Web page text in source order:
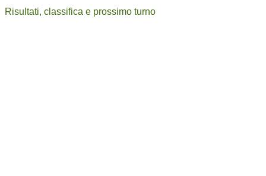
Risultati, classifica e prossimo turno